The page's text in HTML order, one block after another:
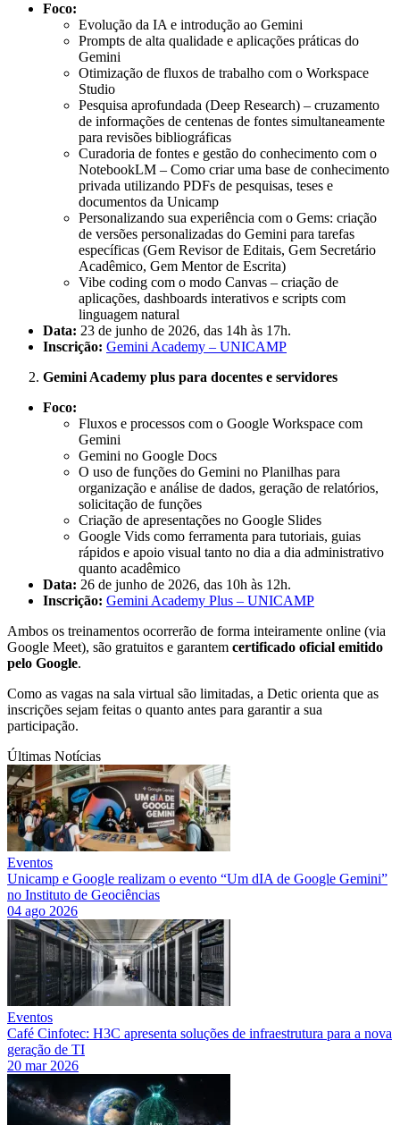
Foco:
Evolução da IA e introdução ao Gemini
Prompts de alta qualidade e aplicações práticas do
Gemini
Otimização de fluxos de trabalho com o Workspace
Studio
Pesquisa aprofundada (Deep Research) – cruzamento
de informações de centenas de fontes simultaneamente
para revisões bibliográficas
Curadoria de fontes e gestão do conhecimento com o
NotebookLM – Como criar uma base de conhecimento
privada utilizando PDFs de pesquisas, teses e
documentos da Unicamp
Personalizando sua experiência com o Gems: criação
de versões personalizadas do Gemini para tarefas
específicas (Gem Revisor de Editais, Gem Secretário
Acadêmico, Gem Mentor de Escrita)
Vibe coding com o modo Canvas – criação de
aplicações, dashboards interativos e scripts com
linguagem natural
Data: 23 de junho de 2026, das 14h às 17h.
Inscrição: Gemini Academy – UNICAMP
Gemini Academy plus para docentes e servidores
Foco:
Fluxos e processos com o Google Workspace com
Gemini
Gemini no Google Docs
O uso de funções do Gemini no Planilhas para
organização e análise de dados, geração de relatórios,
solicitação de funções
Criação de apresentações no Google Slides
Google Vids como ferramenta para tutoriais, guias
rápidos e apoio visual tanto no dia a dia administrativo
quanto acadêmico
Data: 26 de junho de 2026, das 10h às 12h.
Inscrição: Gemini Academy Plus – UNICAMP
Ambos os treinamentos ocorrerão de forma inteiramente online (via
Google Meet), são gratuitos e garantem certificado oficial emitido
pelo Google.
Como as vagas na sala virtual são limitadas, a Detic orienta que as
inscrições sejam feitas o quanto antes para garantir a sua
participação.
Últimas Notícias
Eventos
Unicamp e Google realizam o evento “Um dIA de Google Gemini”
no Instituto de Geociências
04 ago 2026
Eventos
Café Cinfotec: H3C apresenta soluções de infraestrutura para a nova
geração de TI
20 mar 2026